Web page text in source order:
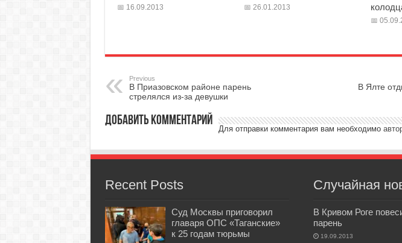
16.09.2013 26.01.2013
Previous
В Приазовском районе парень
стрелялся из-за девушки
В Ялте
Добавить комментарий
Для отправки комментария вам необходимо
Recent Posts
Суд Москвы приговорил
главаря ОПС «Таганские»
к 25 годам тюрьмы
Случайная
В Кривом Роге
парень
19.09.2013